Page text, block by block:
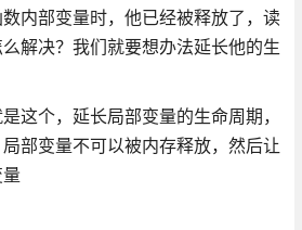
内部变量时，他已经被释放了，读
解决？我们就要想办法延长他的生
这个，延长局部变量的生命周期，
部变量不可以被内存释放，然后让